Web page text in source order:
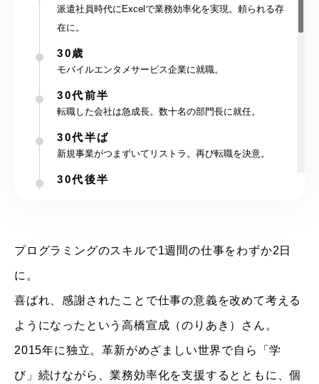
派遣社員時代にExcelで業務効率化を実現。頼られる存
在に。
30歳
モバイルエンタメサービス企業に就職。
30代前半
転職した会社は急成長。数十名の部門長に就任。
30代半ば
新規事業がつまずいてリストラ。再び転職を決意。
30代後半
VBA独学で7日の仕事を2日に短縮。感謝され「これぞ
40歳
業務効率化支援の(株)プランノーツ設立。
42歳
個人のプログラミングのスキルアップを図るノンプロ
研を設立。
プログラミングのスキルで1週間の仕事をわずか2日
に。
喜ばれ、感謝されたことで仕事の意義を改めて考える
ようになったという高橋宣成（のりあき）さん。
2015年に独立。革新がめざましい世界で自ら「学
び」続けながら、業務効率化を支援するとともに、個